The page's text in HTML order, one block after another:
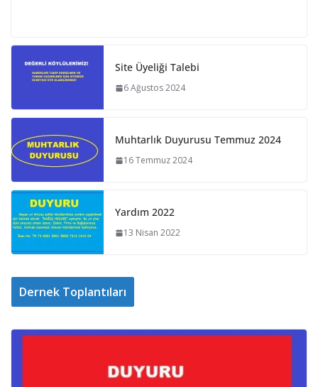
Site Üyeliği Talebi
6 Ağustos 2024
Muhtarlık Duyurusu Temmuz 2024
16 Temmuz 2024
Yardım 2022
13 Nisan 2022
Dernek Toplantıları